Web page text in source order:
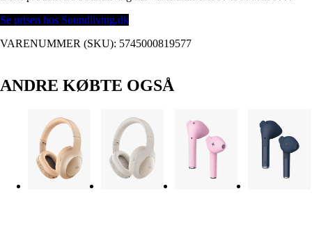
Se prisen hos Soundliving.dk
VARENUMMER (SKU): 5745000819577
ANDRE KØBTE OGSÅ